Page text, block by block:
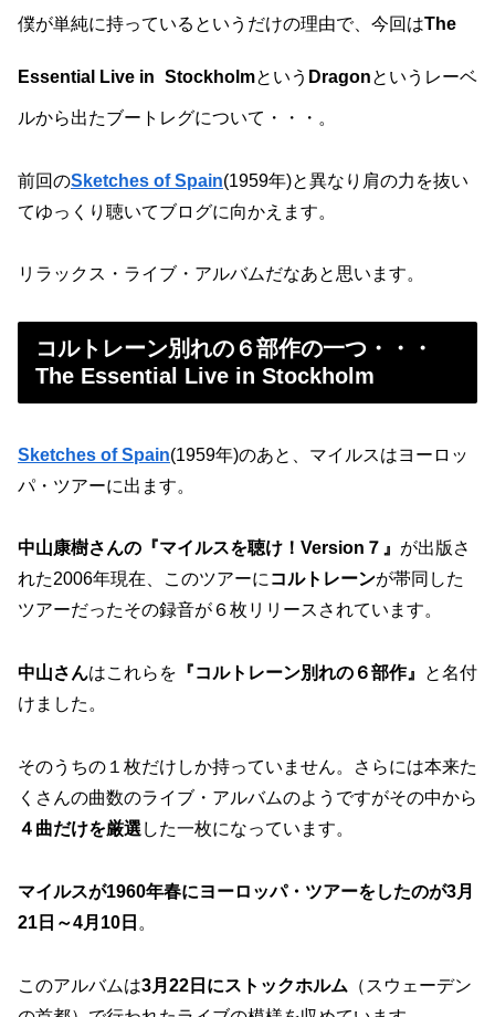
僕が単純に持っているというだけの理由で、今回はThe
Essential Live in Stockholmという Dragonというレーベ
ルから出たブートレグについて・・・。
前回のSketches of Spain(1959年)と異なり肩の力を抜い
てゆっくり聴いてブログに向かえます。
リラックス・ライブ・アルバムだなあと思います。
コルトレーン別れの６部作の一つ・・・
The Essential Live in Stockholm
Sketches of Spain(1959年)のあと、マイルスはヨーロッ
パ・ツアーに出ます。
中山康樹さんの『マイルスを聴け！Version７』 が出版さ
れた2006年現在、このツアーにコルトレーンが帯同した
ツアーだったその録音が６枚リリースされています。
中山さんはこれらを 『コルトレーン別れの６部作』
と名付
けました。
そのうちの１枚だけしか持っていません。さらには本来た
くさんの曲数のライブ・アルバムのようですがその中から
４曲だけを厳選 した一枚になっています。
マイルスが1960年春にヨーロッパ・ツアーをしたのが3月
21日～4月10日 。
このアルバムは3月22日にストックホルム （スウェーデン